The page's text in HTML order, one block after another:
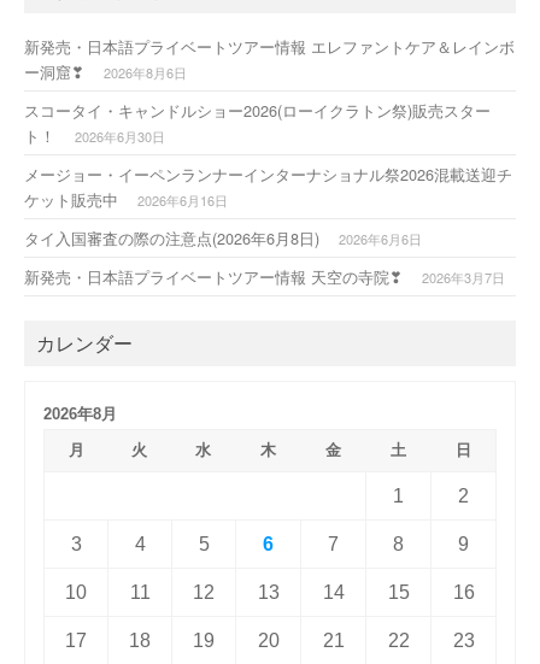
新発売・日本語プライベートツアー情報 エレファントケア＆レインボ
ー洞窟❣
2026年8月6日
スコータイ・キャンドルショー2026(ローイクラトン祭)販売スター
ト！
2026年6月30日
メージョー・イーペンランナーインターナショナル祭2026混載送迎チ
ケット販売中
2026年6月16日
タイ入国審査の際の注意点(2026年6月8日) 2026年6月6日
新発売・日本語プライベートツアー情報 天空の寺院❣ 2026年3月7日
カレンダー
2026年8月
月
火 水 木 金 土 日
1 2
3 4 5 6 7 8 9
10 11 12 13 14 15 16
17 18 19 20 21 22 23